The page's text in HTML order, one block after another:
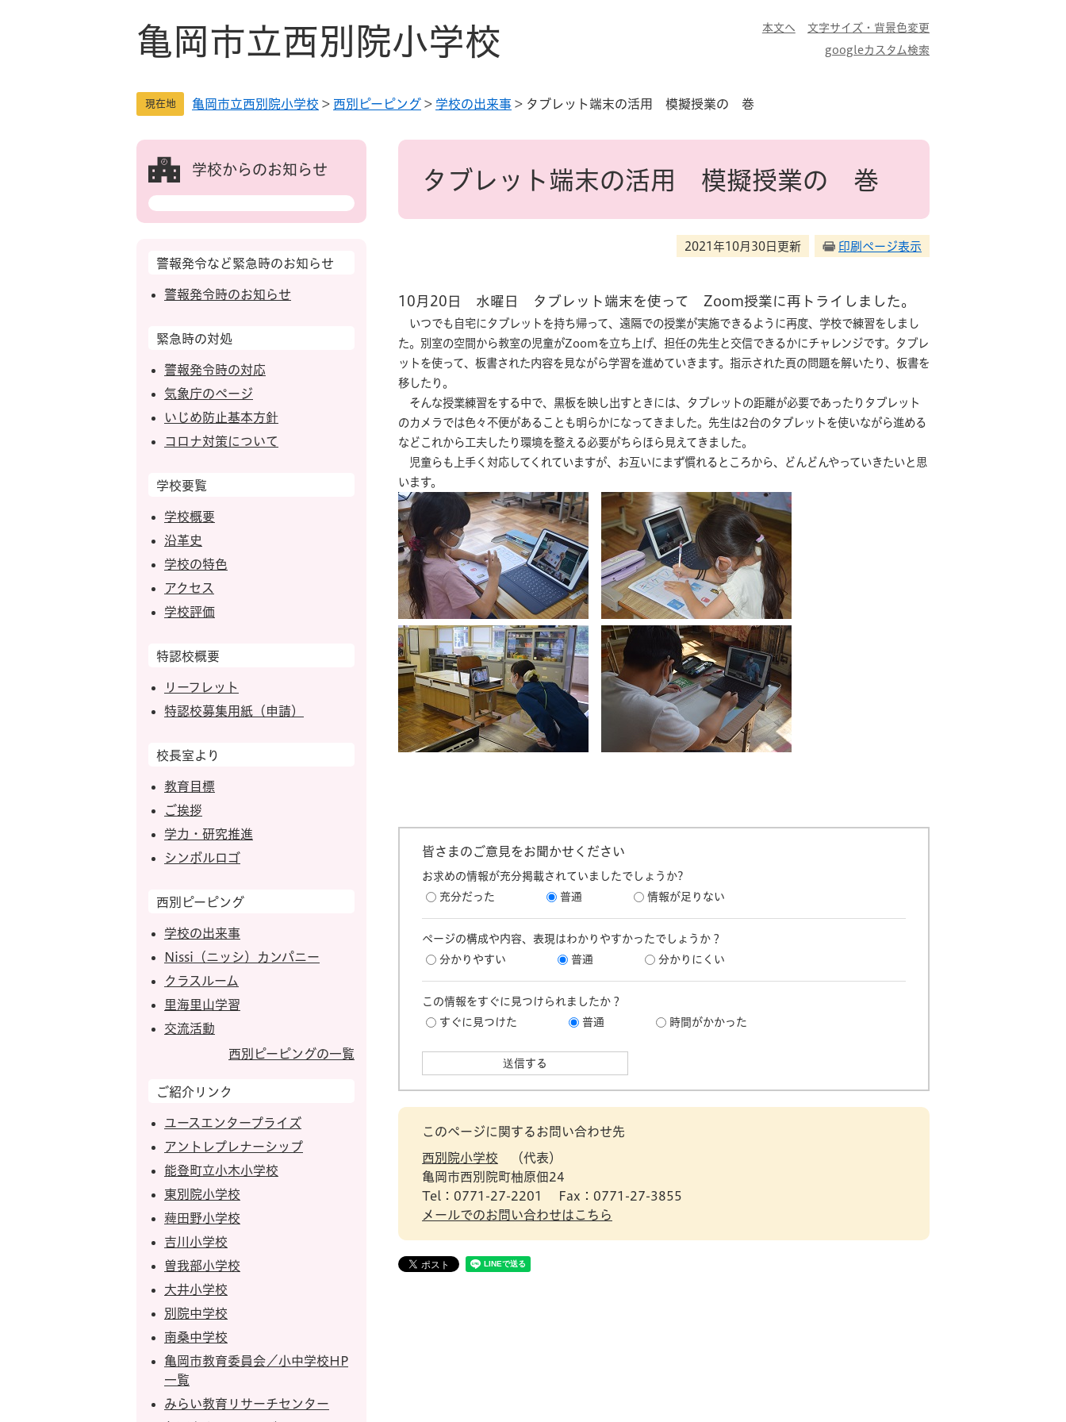
亀岡市立西別院小学校 本文へ
文字サイズ・背景色変更
googleカスタム検索
現在地 亀岡市立西別院小学校 > 西別ピーピング > 学校の出来事 > タブレット端末の活用 模擬授業の 巻
本
タブレット端末の活用 模擬授業の 巻
2021年10月30日更新 印刷ページ表示
10月20日 水曜日 タブレット端末を使って Zoom授業に再トライしました。
いつでも自宅にタブレットを持ち帰って、遠隔での授業が実施できるように再度、学校で練習をしまし
た。別室の空間から教室の児童がZoomを立ち上げ、担任の先生と交信できるかにチャレンジです。タブレ
ットを使って、板書された内容を見ながら学習を進めていきます。指示された頁の問題を解いたり、板書を
移したり。
そんな授業練習をする中で、黒板を映し出すときには、タブレットの距離が必要であったりタブレット
のカメラでは色々不便があることも明らかになってきました。先生は2台のタブレットを使いながら進める
などこれから工夫したり環境を整える必要がちらほら見えてきました。
児童らも上手く対応してくれていますが、お互いにまず慣れるところから、どんどんやっていきたいと思
います。
皆さまのご意見をお聞かせください
お求めの情報が充分掲載されていましたでしょうか?
充分だった
普通 情報が足りない
ページの構成や内容、表現はわかりやすかったでしょうか？
分かりやすい
普通 分かりにくい
この情報をすぐに見つけられましたか？
すぐに見つけた
普通 時間がかかった
このページに関するお問い合わせ先
西別院小学校
代表
亀岡市西別院町柚原佃24
Tel：0771-27-2201
Fax：0771-27-3855
メールでのお問い合わせはこちら
学校からのお知らせ
警報発令など緊急時のお知らせ
警報発令時のお知らせ
緊急時の対処
警報発令時の対応
気象庁のページ
いじめ防止基本方針
コロナ対策について
学校要覧
学校概要
沿革史
学校の特色
アクセス
学校評価
特認校概要
リーフレット
特認校募集用紙（申請）
校長室より
教育目標
ご挨拶
学力・研究推進
シンボルロゴ
西別ピーピング
学校の出来事
Nissi（ニッシ）カンパニー
クラスルーム
里海里山学習
交流活動
西別ピーピングの一覧
ご紹介リンク
ユースエンタープライズ
アントレプレナーシップ
能登町立小木小学校
東別院小学校
薭田野小学校
吉川小学校
曽我部小学校
大井小学校
別院中学校
南桑中学校
亀岡市教育委員会／小中学校HP
一覧
みらい教育リサーチセンター